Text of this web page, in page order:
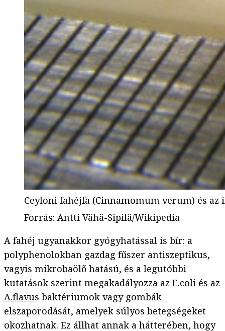
Ceyloni fahéjfa (Cinnamomum verum) és
Forrás: Antti Vähä-Sipilä/Wikipedia
A fahéj ugyanakkor gyógyhatással is bír: a
polyphenolokban gazdag fűszer antiszeptikus,
vagyis mikrobaölő hatású, és a legutóbbi
kutatások szerint megakadályozza az E.coli és az
A.flavus baktériumok vagy gombák
elszaporodását, amelyek súlyos betegségeket
okozhatnak. Ez állhat annak a hátterében, hogy